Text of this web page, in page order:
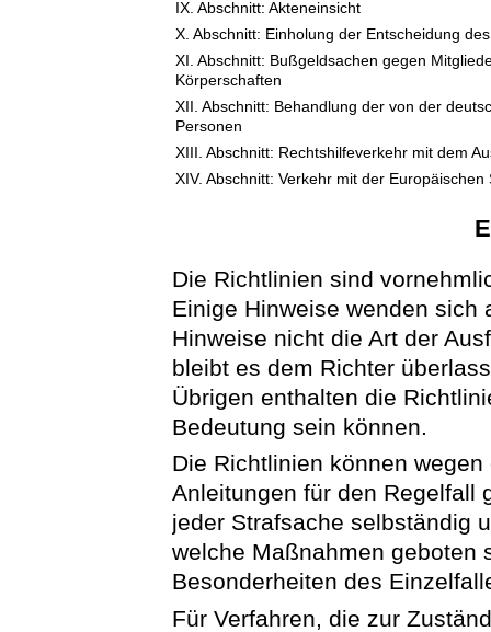
IX. Abschnitt: Akteneinsicht
X. Abschnitt: Einholung der Entscheidung
XI. Abschnitt: Bußgeldsachen gegen
Körperschaften
XII. Abschnitt: Behandlung der von der
Personen
XIII. Abschnitt: Rechtshilfeverkehr mit dem
XIV. Abschnitt: Verkehr mit der
Die Richtlinien sind
Einige Hinweise wenden sich
Hinweise nicht die Art der
bleibt es dem Richter
Übrigen enthalten die
Bedeutung sein können.
Die Richtlinien können
Anleitungen für den Regelfall
jeder Strafsache selbständig
welche Maßnahmen geboten
Besonderheiten des
Für Verfahren, die zur